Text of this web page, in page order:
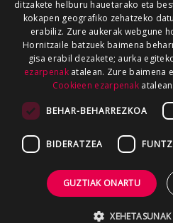
ditzakete helburu hauetarako eta
kokapen geografiko zehatzeko
erabiliz. Zure aukerak webgune
Hornitzaile batzuek baimena
gisa erabil dezakete; aurka
ezarpenakatalean. Zure baimena
Cookieen ezarpenak atalean.
BEHAR-BEHARREZKOA
BIDERATZEA
GUZTIAK ONARTU